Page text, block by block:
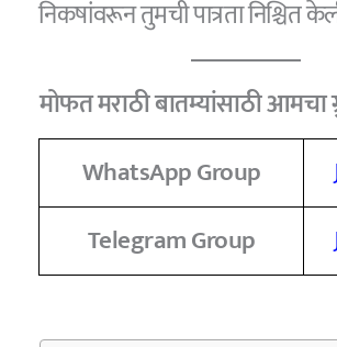
निकषांवरून तुमची पात्रता निश्चित
मोफत मराठी बातम्यांसाठी आमचा
WhatsApp Group
Telegram Group